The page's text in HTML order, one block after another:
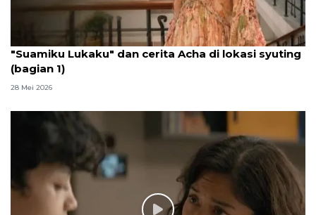
"Suamiku Lukaku" dan cerita Acha di lokasi syuting
(bagian 1)
28 Mei 2026